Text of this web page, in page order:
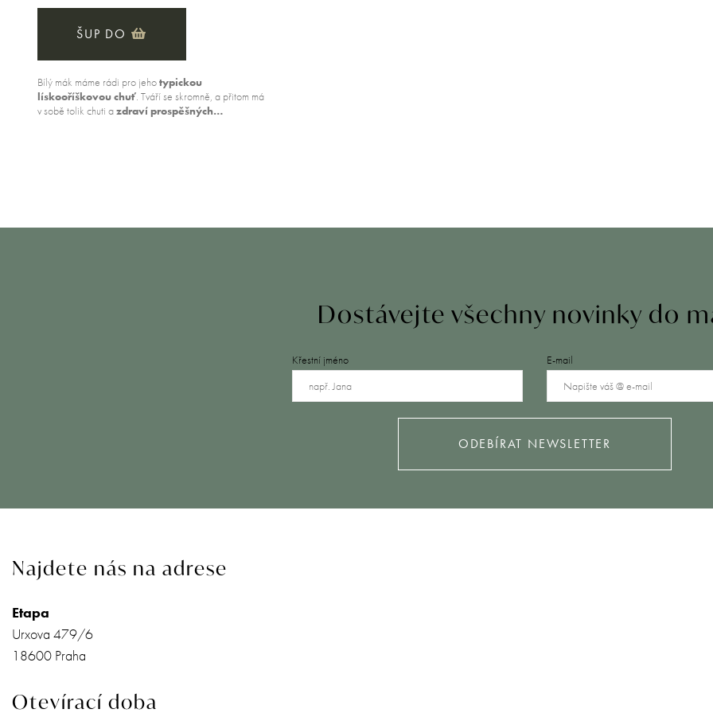
ŠUP DO
Bílý mák máme rádi pro jehotypickou
lískooříškovou chuť. Tváří se skromně, a přitom má
v sobě tolik chuti azdraví prospěšných…
Dostávejte všechny novinky do
Křestní jméno E-mail
ODEBÍRAT NEWSLETTER
Najdete nás na adrese
Etapa
Urxova 479/6
18600 Praha
Otevírací doba